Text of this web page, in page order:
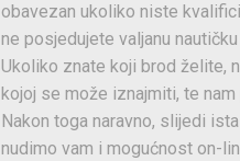
obavezan ukoliko niste
ne posjedujete valjanu
Ukoliko znate koji brod želite,
kojoj se može iznajmiti, te
Nakon toga naravno, slijedi
nudimo vam i mogućnost on-